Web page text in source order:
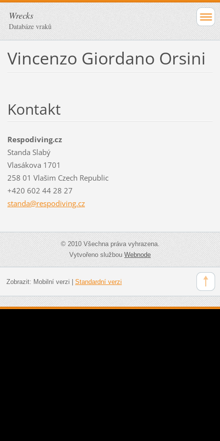
Wrecks
Databáze vraků
Vincenzo Giordano Orsini
Kontakt
Respodiving.cz
Standa Slabý
Vlasákova 1701
258 01 Vlašim Czech Republic
+420 602 44 28 27
standa@respodiving.cz
© 2010 Všechna práva vyhrazena.
Vytvořeno službouWebnode
Zobrazit: Mobilní verzi Standardní verzi